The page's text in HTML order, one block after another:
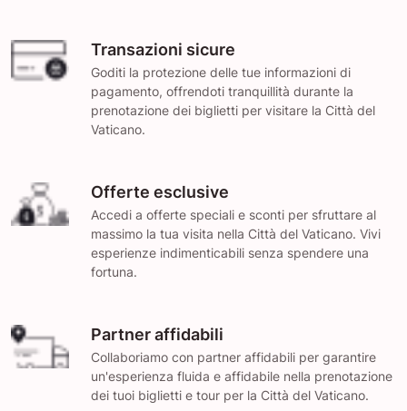
Transazioni sicure
Goditi la protezione delle tue informazioni di
pagamento, offrendoti tranquillità durante la
prenotazione dei biglietti per visitare la Città del
Vaticano.
Offerte esclusive
Accedi a offerte speciali e sconti per sfruttare al
massimo la tua visita nella Città del Vaticano. Vivi
esperienze indimenticabili senza spendere una
fortuna.
Partner affidabili
Collaboriamo con partner affidabili per garantire
un'esperienza fluida e affidabile nella prenotazione
dei tuoi biglietti e tour per la Città del Vaticano.